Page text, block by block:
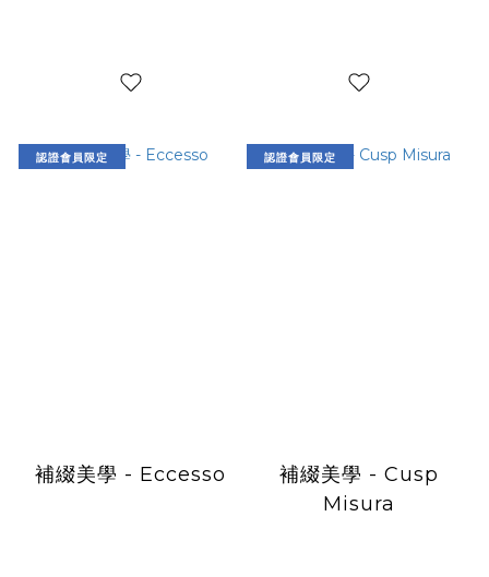
認證會員限定
補綴美學 - Eccesso
認證會員限定
補綴美學 - Cusp
Misura